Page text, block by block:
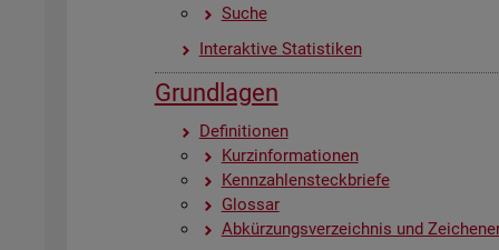
Suche
In­ter­ak­ti­ve Sta­tis­ti­ken
Grund­la­gen
De­fi­ni­tio­nen
Kurz­in­for­ma­tio­nen
Kenn­zah­len­steck­brie­fe
Glos­sar
Ab­kür­zungs­ver­zeich­nis und